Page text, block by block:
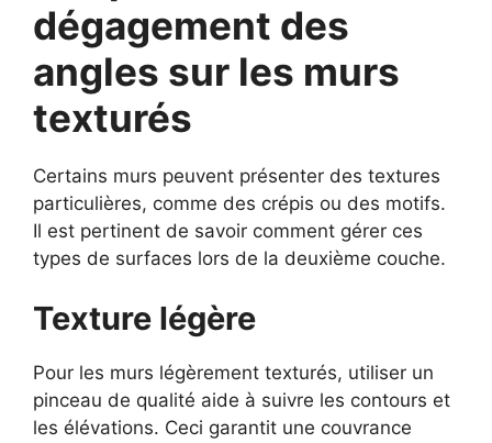
dégagement des
angles sur les murs
texturés
Certains murs peuvent présenter des textures
particulières, comme des crépis ou des motifs.
Il est pertinent de savoir comment gérer ces
types de surfaces lors de la deuxième couche.
Texture légère
Pour les murs légèrement texturés, utiliser un
pinceau de qualité aide à suivre les contours et
les élévations. Ceci garantit une couvrance